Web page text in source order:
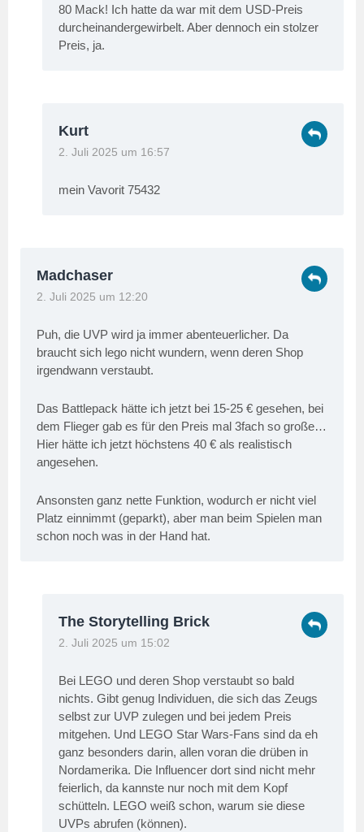
80 Mack! Ich hatte da war mit dem USD-Preis
durcheinandergewirbelt. Aber dennoch ein stolzer
Preis, ja.
Kurt
2. Juli 2025 um 16:57
mein Vavorit 75432
Madchaser
2. Juli 2025 um 12:20
Puh, die UVP wird ja immer abenteuerlicher. Da
braucht sich lego nicht wundern, wenn deren Shop
irgendwann verstaubt.
Das Battlepack hätte ich jetzt bei 15-25 € gesehen, bei
dem Flieger gab es für den Preis mal 3fach so große…
Hier hätte ich jetzt höchstens 40 € als realistisch
angesehen.
Ansonsten ganz nette Funktion, wodurch er nicht viel
Platz einnimmt (geparkt), aber man beim Spielen man
schon noch was in der Hand hat.
The Storytelling Brick
2. Juli 2025 um 15:02
Bei LEGO und deren Shop verstaubt so bald
nichts. Gibt genug Individuen, die sich das Zeugs
selbst zur UVP zulegen und bei jedem Preis
mitgehen. Und LEGO Star Wars-Fans sind da eh
ganz besonders darin, allen voran die drüben in
Nordamerika. Die Influencer dort sind nicht mehr
feierlich, da kannste nur noch mit dem Kopf
schütteln. LEGO weiß schon, warum sie diese
UVPs abrufen (können).